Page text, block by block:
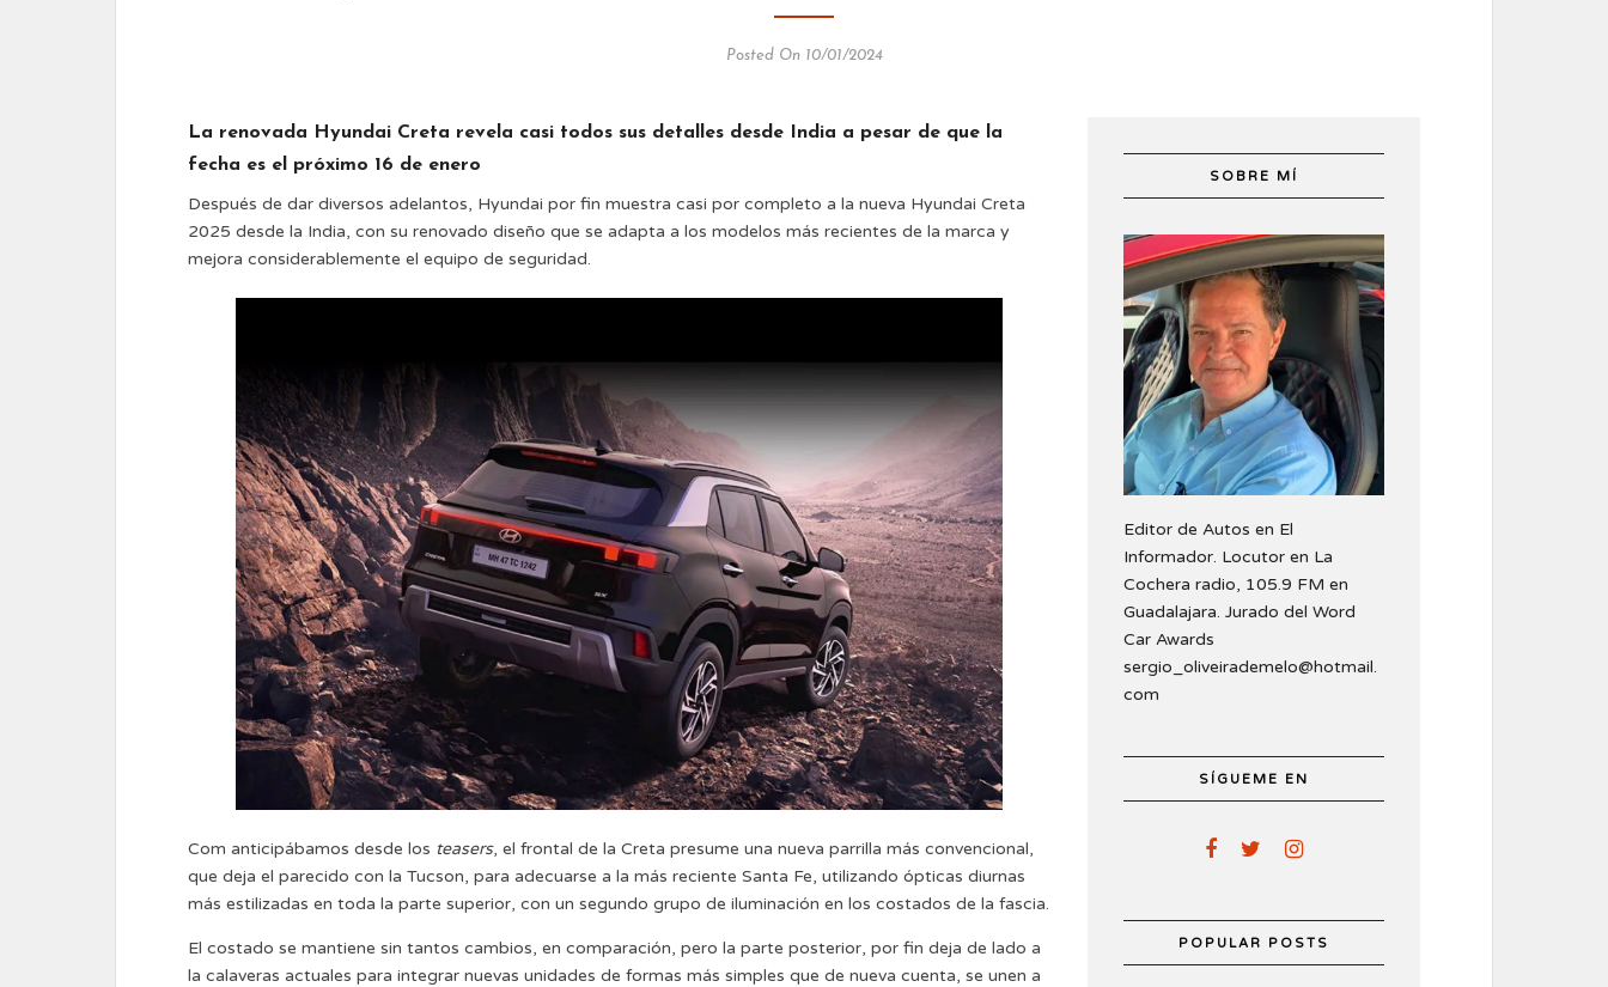
Posted On 10/01/2024
La renovada Hyundai Creta revela casi todos sus detalles desde India a pesar de que la
fecha es el próximo 16 de enero
Después de dar diversos adelantos, Hyundai por fin muestra casi por completo a la nueva Hyundai Creta
2025 desde la India, con su renovado diseño que se adapta a los modelos más recientes de la marca y
mejora considerablemente el equipo de seguridad.
Com anticipábamos desde los teasers, el frontal de la Creta presume una nueva parrilla más convencional,
que deja el parecido con la Tucson, para adecuarse a la más reciente Santa Fe, utilizando ópticas diurnas
más estilizadas en toda la parte superior, con un segundo grupo de iluminación en los costados de la fascia.
El costado se mantiene sin tantos cambios, en comparación, pero la parte posterior, por fin deja de lado a
la calaveras actuales para integrar nuevas unidades de formas más simples que de nueva cuenta, se unen a
SOBRE MÍ
Editor de Autos en El
Informador. Locutor en La
Cochera radio, 105.9 FM en
Guadalajara. Jurado del Word
Car Awards
sergio_oliveirademelo@hotmail.
com
SÍGUEME EN
POPULAR POSTS